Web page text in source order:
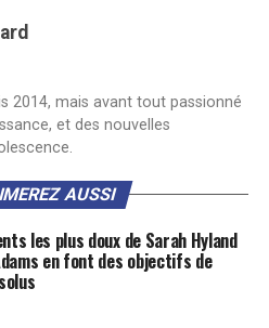
2014, mais avant tout passionné
et des nouvelles
AUSSI
les plus doux de Sarah Hyland
en font des objectifs de